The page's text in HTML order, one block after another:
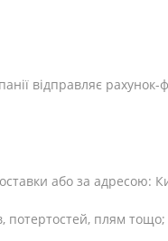
відправляє
або за адресою:
потертостей, плям тощо;